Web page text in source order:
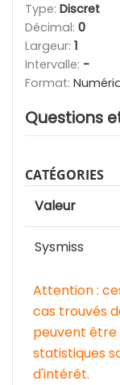
Type: Discret
Décimal: 0
Largeur: 1
Intervalle: -
Format:
Questions
CATÉGORIES
Valeur
Sysmiss
Attention :
cas trouvés
peuvent
statistiques
d'intérêt.